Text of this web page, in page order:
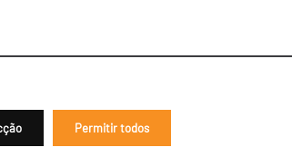
Permitir todos